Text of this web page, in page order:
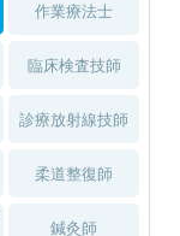
作業療法士
臨床検査技師
診療放射線技師
柔道整復師
鍼灸師